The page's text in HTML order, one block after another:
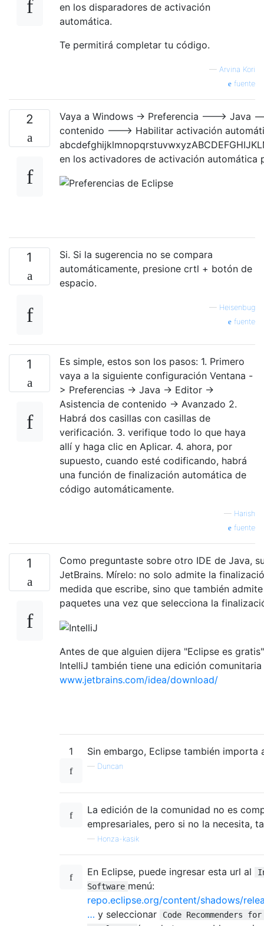
en los disparadores de activación
automática.
Te permitirá completar tu código.
— Arvina Kori
fuente
2
Vaya a Windows -> Preferencia ---> Java
contenido ---> Habilitar activación
en los activadores de activación automática
1
Si. Si la sugerencia no se compara
automáticamente, presione crtl + botón de
espacio.
— Heisenbug
fuente
1
Es simple, estos son los pasos: 1. Primero
vaya a la siguiente configuración Ventana -
> Preferencias -> Java -> Editor ->
Asistencia de contenido -> Avanzado 2.
Habrá dos casillas con casillas de
verificación. 3. verifique todo lo que haya
allí y haga clic en Aplicar. 4. ahora, por
supuesto, cuando esté codificando, habrá
una función de finalización automática de
código automáticamente.
— Harish
fuente
1
Como preguntaste sobre otro IDE de Java,
JetBrains. Mírelo: no solo admite la
medida que escribe, sino que también
paquetes una vez que selecciona la
Antes de que alguien dijera "Eclipse es
IntelliJ también tiene una edición
www.jetbrains.com/idea/download/
1 Sin embargo, Eclipse también importa
— Duncan
La edición de la comunidad no es
empresariales, pero si no la necesita,
— Honza-kasik
En Eclipse, puede ingresar esta url al
Software menú:
repo.eclipse.org/content/shadows/
… y seleccionar
Code Recommenders